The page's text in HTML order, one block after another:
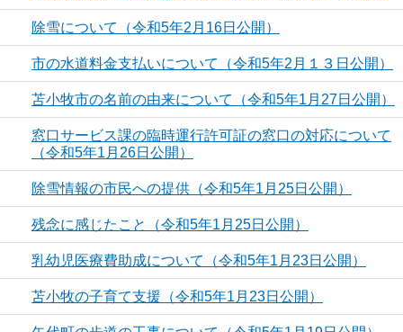
除雪について（令和5年2月16日公開）
市の水道料金支払いについて（令和5年2月１３日公開）
苫小牧市の名前の由来について（令和5年1月27日公開）
窓口サービス課の臨時運行許可証の窓口の対応について
（令和5年1月26日公開）
除雪情報の市民への提供（令和5年1月25日公開）
残念に感じたこと（令和5年1月25日公開）
乳幼児医療費助成について（令和5年1月23日公開）
苫小牧の子育て支援（令和5年1月23日公開）